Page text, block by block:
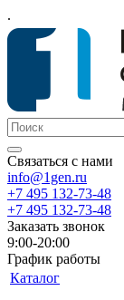
.
Связаться с нами
info@1gen.ru
+7 495 132-73-48
+7 495 132-73-48
Заказать звонок
9:00-20:00
График работы
Каталог